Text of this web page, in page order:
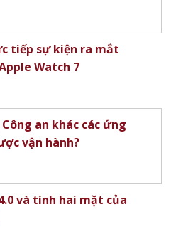
tiếp sự kiện ra mắt
Watch 7
Công an khác các ứng
vận hành?
và tính hai mặt của